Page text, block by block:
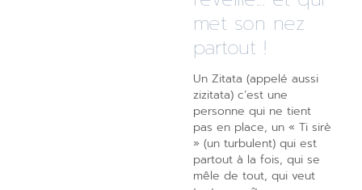
met son nez
partout !
Un Zitata (appelé aussi
zizitata) c’est une
personne qui ne tient
pas en place, un « Ti sirè
» (un turbulent) qui est
partout à la fois, qui se
mêle de tout, qui veut